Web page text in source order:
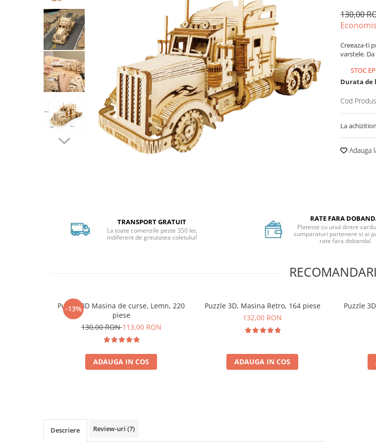
Facebook
130,00
Creeaza-ti
varstele.
STOC
Durata de
Cod
La
Adauga
TRANSPORT GRATUIT
La toate comenzile peste 350 lei,
indiferent de greutatea coletului!
RATE FARA
Plateste cu unul dintre
cumparaturi partenere si ai
rate fara dobanda!
RECOMANDARI
-13%
Puzzle 3D Masina de curse, Lemn, 220
piese
130,00 RON113,00 RON
ADAUGA IN COS
Puzzle 3D, Masina Retro, 164 piese
132,00 RON
ADAUGA IN COS
Puzzle
Descriere Review-uri (7)